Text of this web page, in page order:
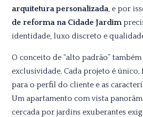
arquitetura personalizada, e por
de reforma na Cidade Jardim
identidade, luxo discreto e
O conceito de “alto padrão”
exclusividade. Cada projeto é
para o perfil do cliente e as
Um apartamento com vista
cercada por jardins exuberantes